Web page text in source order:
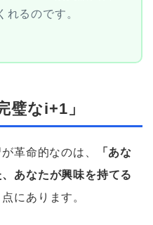
れるのです。
璧なi+1」
革命的なのは、
「あな
あなたが興味を持てる
点にあります。